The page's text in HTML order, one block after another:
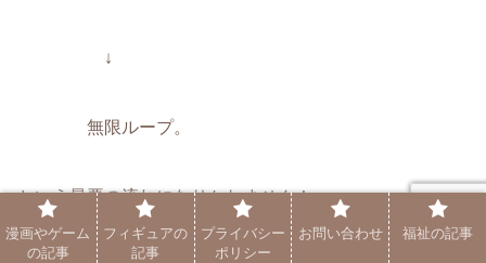
↓
無限ループ。
という最悪の流れになりかねません！
漫画やゲーム
の記事
フィギュアの
記事
プライバシー
ポリシー
お問い合わせ 福祉の記事